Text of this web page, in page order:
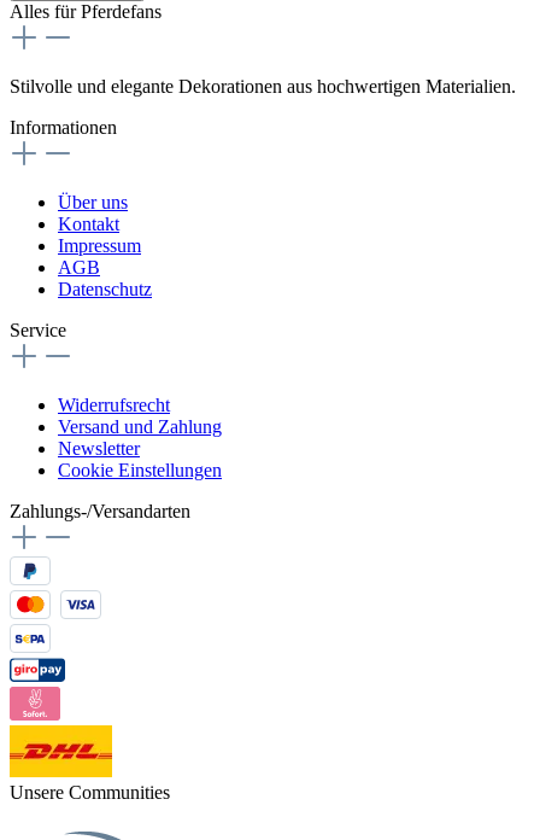
Alles für Pferdefans
Stilvolle und elegante Dekorationen aus hochwertigen Materialien.
Informationen
Über uns
Kontakt
Impressum
AGB
Datenschutz
Service
Widerrufsrecht
Versand und Zahlung
Newsletter
Cookie Einstellungen
Zahlungs-/Versandarten
Unsere Communities